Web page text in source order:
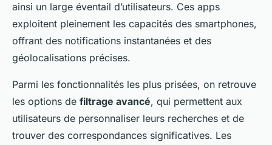
ainsi un large éventail d’utilisateurs. Ces apps
exploitent pleinement les capacités des smartphones,
offrant des notifications instantanées et des
géolocalisations précises.
Parmi les fonctionnalités les plus prisées, on retrouve
les options de filtrage avancé, qui permettent aux
utilisateurs de personnaliser leurs recherches et de
trouver des correspondances significatives. Les